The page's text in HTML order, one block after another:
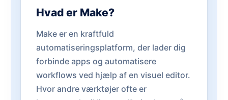
Hvad er Make?
Make er en kraftfuld
automatiseringsplatform, der lader dig
forbinde apps og automatisere
workflows ved hjælp af en visuel editor.
Hvor andre værktøjer ofte er